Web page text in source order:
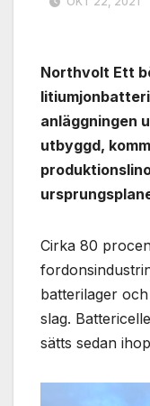
Northvolt Ett
anläggningen
utbyggd,
Cirka 80
batterilager
slag.
sätts sedan